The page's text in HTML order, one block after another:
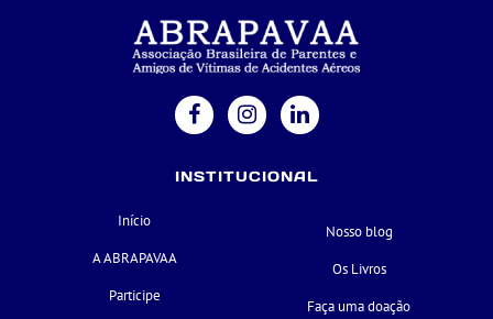
INSTITUCIONAL
Início
A ABRAPAVAA
Participe
Nosso blog
Os Livros
Faça uma doação